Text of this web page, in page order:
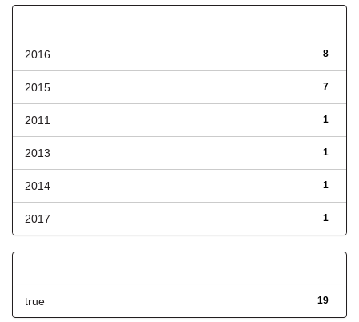
8
2016
7
2015
1
2011
1
2013
1
2014
1
2017
19
true